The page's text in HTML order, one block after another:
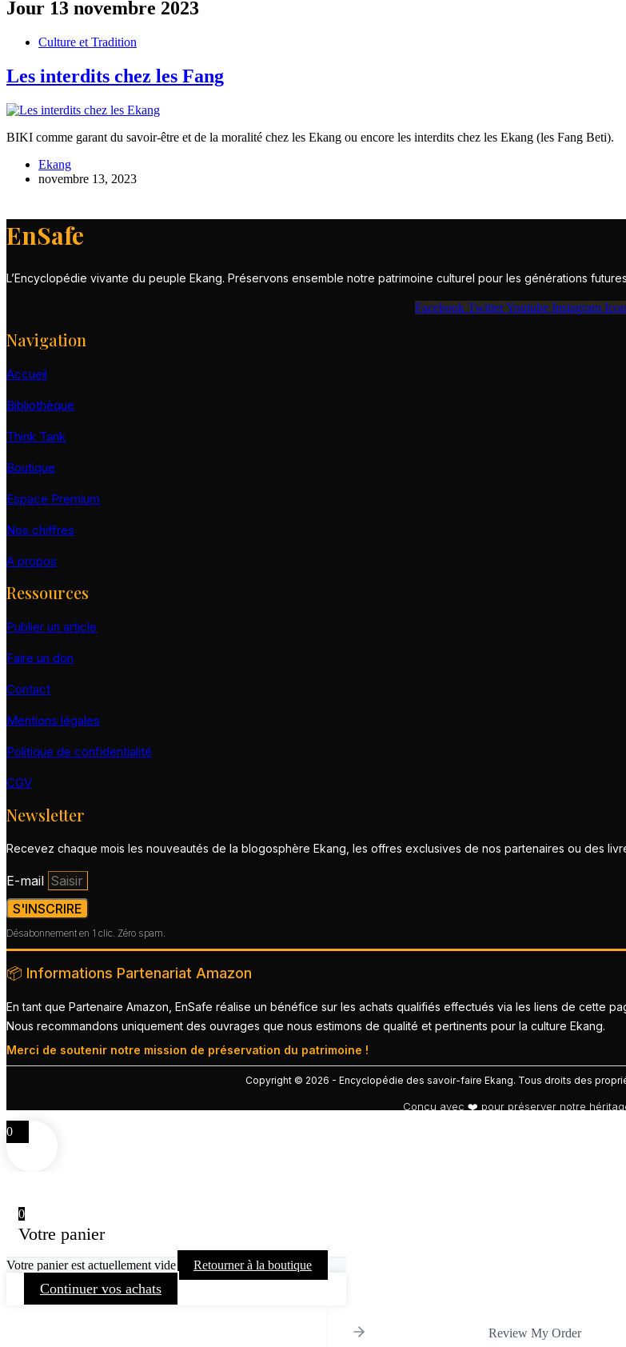
Jour 13 novembre 2023
Culture et Tradition
Les interdits chez les Fang
BIKI comme garant du savoir-être et de la moralité chez les Ekang ou encore les interdits chez les Ekang (les Fang Beti).
Ekang
novembre 13, 2023
EnSafe
L’Encyclopédie vivante du peuple Ekang. Préservons ensemble notre patrimoine culturel pour les générations
Facebook TwitterYoutube Instagram
Navigation
Accueil
Bibliothèque
Think Tank
Boutique
Espace Premium
Nos chiffres
A propos
Ressources
Publier un article
Faire un don
Contact
Mentions légales
Politique de confidentialité
CGV
Newsletter
Recevez chaque mois les nouveautés de la blogosphère Ekang, les offres exclusives de nos partenaires ou des
E-mail
S'INSCRIRE
Désabonnement en 1 clic. Zéro spam.
📦 Informations Partenariat Amazon
En tant que Partenaire Amazon, EnSafe réalise un bénéfice sur les achats qualifiés effectués via les liens de cette
Nous recommandons uniquement des ouvrages que nous estimons de qualité et pertinents pour la culture Ekang.
Merci de soutenir notre mission de préservation du patrimoine !
Copyright © 2026 - Encyclopédie des savoir-faire Ekang. Tous droits des
Conçu avec ❤️ pour préserver notre
0
0
Votre panier
Votre panier est actuellement vide Retourner à la boutique
Continuer vos achats
Review My Order